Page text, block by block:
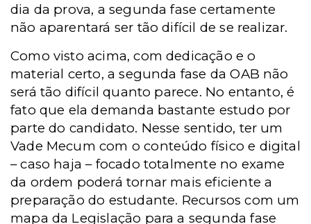
dia da prova, a segunda fase certamente
não aparentará ser tão difícil de se realizar.
Como visto acima, com dedicação e o
material certo, a segunda fase da OAB não
será tão difícil quanto parece. No entanto, é
fato que ela demanda bastante estudo por
parte do candidato. Nesse sentido, ter um
Vade Mecum com o conteúdo físico e digital
– caso haja – focado totalmente no exame
da ordem poderá tornar mais eficiente a
preparação do estudante. Recursos com um
mapa da Legislação para a segunda fase